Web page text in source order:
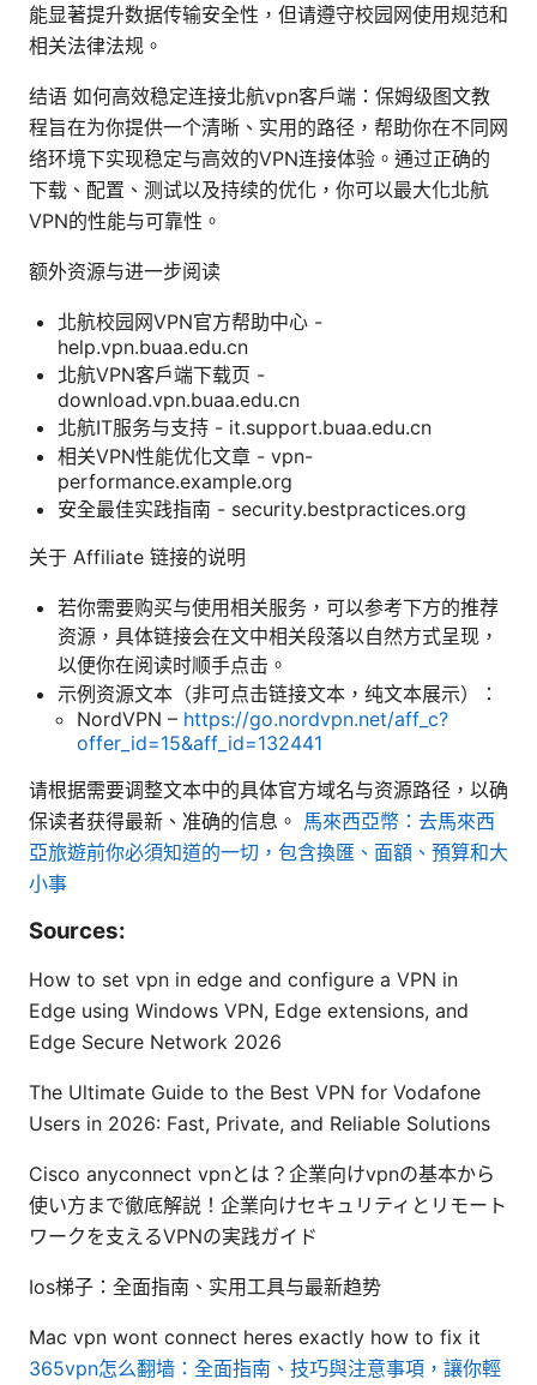
能显著提升数据传输安全性，但请遵守校园网使用规范和
相关法律法规。
结语 如何高效稳定连接北航vpn客户端：保姆级图文教
程旨在为你提供一个清晰、实用的路径，帮助你在不同网
络环境下实现稳定与高效的VPN连接体验。通过正确的
下载、配置、测试以及持续的优化，你可以最大化北航
VPN的性能与可靠性。
额外资源与进一步阅读
北航校园网VPN官方帮助中心 -
help.vpn.buaa.edu.cn
北航VPN客户端下载页 -
download.vpn.buaa.edu.cn
北航IT服务与支持 - it.support.buaa.edu.cn
相关VPN性能优化文章 - vpn-
performance.example.org
安全最佳实践指南 - security.bestpractices.org
关于 Affiliate 链接的说明
若你需要购买与使用相关服务，可以参考下方的推荐
资源，具体链接会在文中相关段落以自然方式呈现，
以便你在阅读时顺手点击。
示例资源文本（非可点击链接文本，纯文本展示）：
NordVPN – https://go.nordvpn.net/aff_c?
offer_id=15&aff_id=132441
请根据需要调整文本中的具体官方域名与资源路径，以确
保读者获得最新、准确的信息。 馬來西亞幣：去馬來西
亞旅遊前你必須知道的一切，包含換匯、面額、預算和大
小事
Sources:
How to set vpn in edge and configure a VPN in
Edge using Windows VPN, Edge extensions, and
Edge Secure Network 2026
The Ultimate Guide to the Best VPN for Vodafone
Users in 2026: Fast, Private, and Reliable Solutions
Cisco anyconnect vpnとは？企業向けvpnの基本から
使い方まで徹底解説！企業向けセキュリティとリモート
ワークを支えるVPNの実践ガイド
Ios梯子：全面指南、实用工具与最新趋势
Mac vpn wont connect heres exactly how to fix it
365vpn怎么翻墙：全面指南、技巧與注意事項，讓你輕